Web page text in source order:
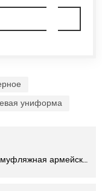
униформа
итальянская вегетарианская камуфляжная армейская боевая форма